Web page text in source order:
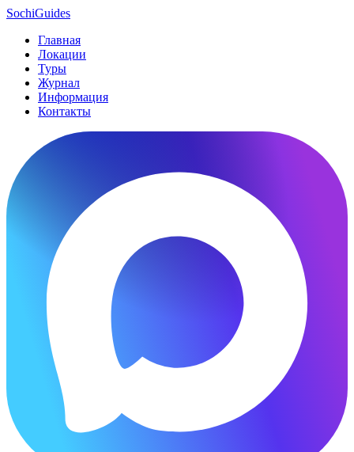
SochiGuides
Главная
Локации
Туры
Журнал
Информация
Контакты